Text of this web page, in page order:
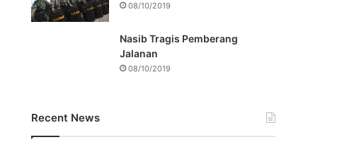
08/10/2019
Nasib Tragis Pemberang
Jalanan
08/10/2019
Recent News